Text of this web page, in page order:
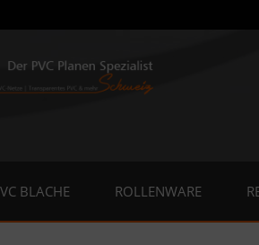
BLACHE ROLLENWARE